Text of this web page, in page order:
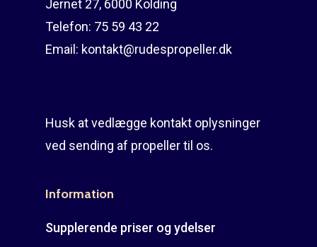
Jernet 27, 6000 Kolding
Telefon: 75 59 43 22
Email: kontakt@rudespropeller.dk
Husk at vedlægge kontakt oplysninger
ved sending af propeller til os.
Information
Supplerende priser og ydelser